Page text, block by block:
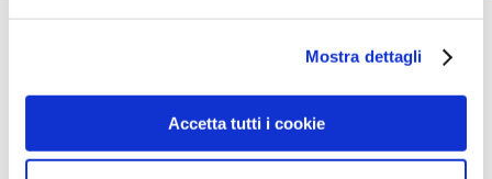
Mostra dettagli
Accetta tutti i cookie
Interni D'Autore | Camposano
80030, CAMPOSANO, NA, Italia
Giovedi: 09:00-13:00, 14:30-20:00
portami qui